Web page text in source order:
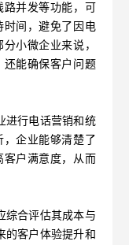
并发等功能，可
时间，避免了因电
小微企业来说，
还能确保客户问题
进行电话营销和统
，企业能够清楚了
客户满意度，从而
综合评估其成本与
的客户体验提升和